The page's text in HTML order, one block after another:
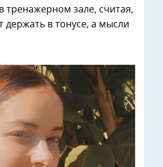
тренажерном зале, считая,
держать в тонусе, а мысли